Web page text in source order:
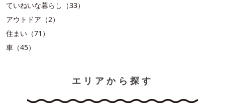
ていねいな暮らし（33）
アウトドア（2）
住まい（71）
車（45）
エリアから探す